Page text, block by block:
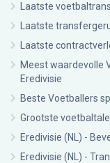
Laatste
Laatste
Laatste
Meest waardevolle
Eredivisie
Beste Voetballers
Grootste
Eredivisie (NL) -
Eredivisie (NL) -